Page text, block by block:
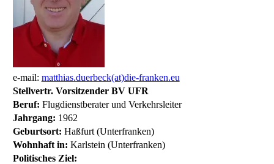
e-mail: matthias.duerbeck(at)die-franken.eu
Stellvertr. Vorsitzender BV UFR
Beruf: Flugdienstberater und Verkehrsleiter
Jahrgang: 1962
Geburtsort: Haßfurt (Unterfranken)
Wohnhaft in: Karlstein (Unterfranken)
Politisches Ziel: